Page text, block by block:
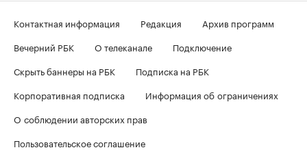
Контактная информация Редакция
Архив программ
Вечерний РБК
О телеканале
Подключение
Скрыть баннеры на РБК
Подписка на РБК
Корпоративная подписка
Информация об ограничениях
О соблюдении авторских прав
Пользовательское соглашение